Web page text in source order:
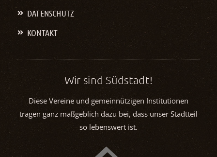
DATENSCHUTZ
KONTAKT
Wir sind Südstadt!
Diese Vereine und gemeinnützigen Institutionen
tragen ganz maßgeblich dazu bei, dass unser Stadtteil
so lebenswert ist.